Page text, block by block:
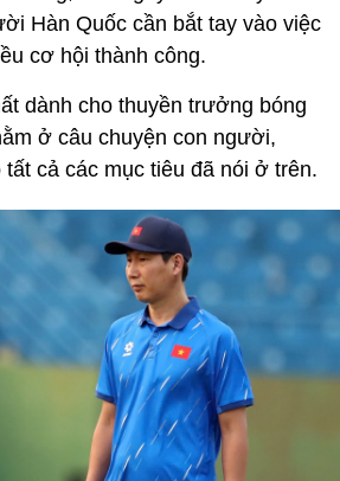
Hàn Quốc cần bắt tay vào việc
cơ hội thành công.
dành cho thuyền trưởng bóng
ở câu chuyện con người,
tất cả các mục tiêu đã nói ở trên.